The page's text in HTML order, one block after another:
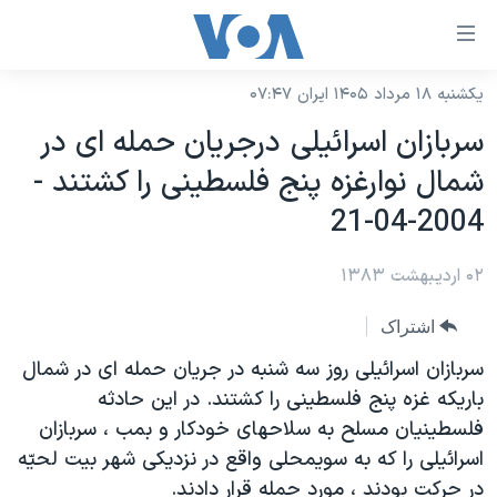
لینکهای
دسترسی
جهش
محتوای
اصلی
صفحه
جهش
به
جستجو
نسخه سبک وب‌سایت
موضوع ها
آمریکا
جهان
ورزشی
گزیده‌ها
ویژه برنامه‌ها
ویدیوها
برنامه های تلویزیونی
جدول برنامه ها
صفحه‌های ویژه
جام جهانی ۲۰۲۶
عملیات خشم حماسی
۲۵۰سالگی آمریکا
بایگانی برنامه‌های تلویزیونی
فرکانس‌های صدای آمریکا
پخش رادیویی
یادگیری زبان انگلیسی
یکشنبه ۱۸ مرداد ۱۴۰۵ ایران ۰۷:۴۷
سربازان اسرائيلی درجريان حمله ای در
شمال نوارغزه پنج فلسطينی را کشتند -
2004-04-21
۰۲ اردیبهشت ۱۳۸۳
اشتراک
سربازان اسرائيلی روز سه شنبه در جريان حمله ای در شمال
باريکه غزه پنج فلسطينی را کشتند. در اين حادثه
فلسطينيان مسلح به سلاحهای خودکار و بمب ، سربازان
اسرائيلی را که به سویمحلی واقع در نزديکی شهر بيت لحيّه
در حرکت بودند ، مورد حمله قرار دادند.